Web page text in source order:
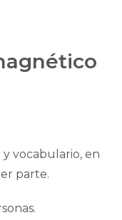
vocabulario, en
parte.